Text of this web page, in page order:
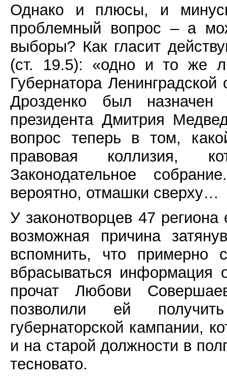
Однако и плюсы, и
проблемный вопрос – а
выборы? Как гласит
(ст. 19.5): «одно и то же
Губернатора
Дрозденко был
президента Дмитрия
вопрос теперь в том,
правовая коллизия,
Законодательное
вероятно, отмашки сверху…
У законотворцев 47
возможная причина
вспомнить, что
вбрасываться информация
прочат Любови
позволили ей
губернаторской кампании,
и на старой должности в
тесновато.